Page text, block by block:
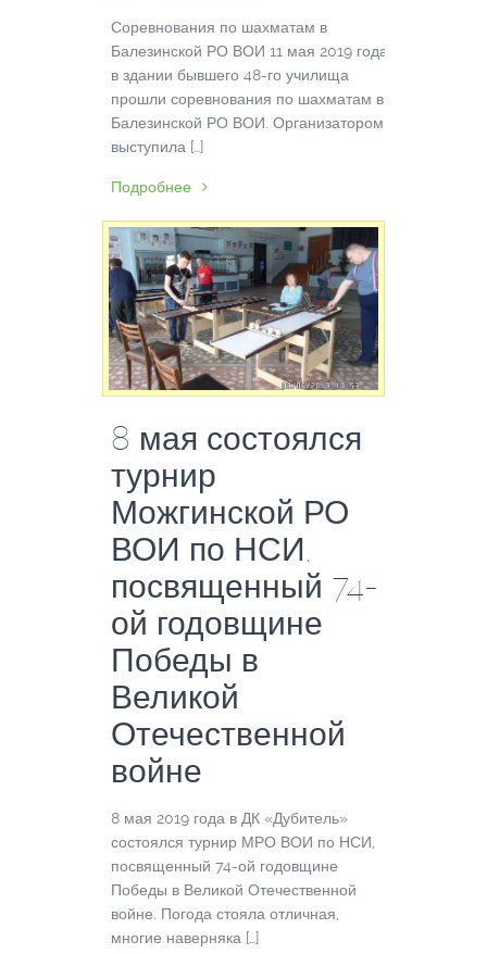
Соревнования по шахматам в
Балезинской РО ВОИ 11 мая 2019 года
в здании бывшего 48-го училища
прошли соревнования по шахматам в
Балезинской РО ВОИ. Организатором
выступила […]
Подробнее
8 мая состоялся
турнир
Можгинской РО
ВОИ по НСИ,
посвященный 74-
ой годовщине
Победы в
Великой
Отечественной
войне
8 мая 2019 года в ДК «Дубитель»
состоялся турнир МРО ВОИ по НСИ,
посвященный 74-ой годовщине
Победы в Великой Отечественной
войне. Погода стояла отличная,
многие наверняка […]